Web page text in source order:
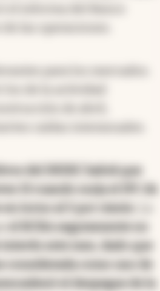
de la actividad
caídas interanuales.
del INDEC habrá que
13 cuando surja el IPC de
torno al 5 por ciento
el BCRA seguramente no
interés este mes, dado que
considerada como uno de
el despegue de la